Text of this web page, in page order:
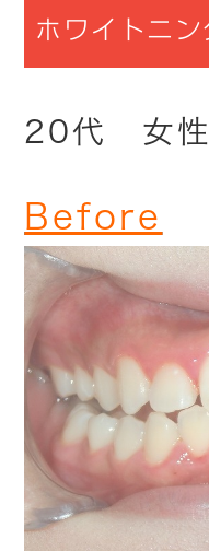
ホワイトニン
20代 女性
Before